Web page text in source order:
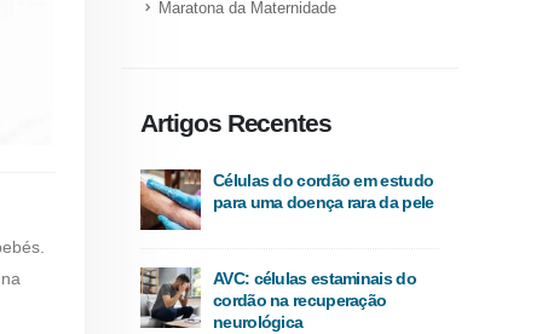
Maratona da Maternidade
Artigos Recentes
Células do cordão em estudo
para uma doença rara da pele
AVC: células estaminais do
cordão na recuperação
neurológica